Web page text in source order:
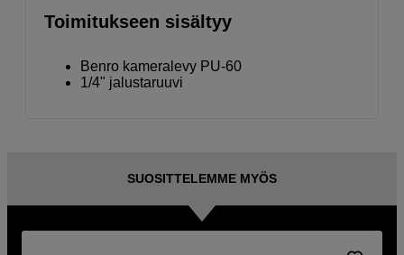
Toimitukseen sisältyy
Benro kameralevy PU-60
1/4" jalustaruuvi
SUOSITTELEMME MYÖS